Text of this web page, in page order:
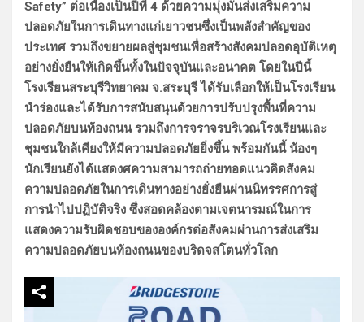
Safety” ต่อเนื่องเป็นปีที่ 4 ด้วยความมุ่งมั่นส่งเสริมความ
ปลอดภัยในการเดินทางแก่เยาวชนซึ่งเป็นพลังสำคัญของ
ประเทศ รวมถึงขยายผลสู่ชุมชนเพื่อสร้างสังคมปลอดอุบัติเหตุ
อย่างยั่งยืนให้เกิดขึ้นทั้งในปัจจุบันและอนาคต โดยในปีนี้
โรงเรียนสระบุรีวิทยาคม จ.สระบุรี ได้รับเลือกให้เป็นโรงเรียน
นำร่องและได้รับการสนับสนุนด้วยการปรับปรุงพื้นที่ความ
ปลอดภัยบนท้องถนน รวมถึงการจราจรบริเวณโรงเรียนและ
ชุมชนใกล้เคียงให้มีความปลอดภัยยิ่งขึ้น พร้อมกันนี้ น้องๆ
นักเรียนยังได้แสดงศความสามารถถ่ายทอดแนวคิดสังคม
ความปลอดภัยในการเดินทางอย่างยั่งยืนผ่านนิทรรศการสู่
การนำไปปฏิบัติจริง ซึ่งสอดคล้องตามเจตนารมณ์ในการ
แสดงความรับผิดชอบขององค์กรต่อสังคมผ่านการส่งเสริม
ความปลอดภัยบนท้องถนนของบริดจสโตนทั่วโลก